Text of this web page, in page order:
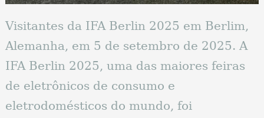
Visitantes da IFA Berlin 2025 em Berlim,
Alemanha, em 5 de setembro de 2025. A
IFA Berlin 2025, uma das maiores feiras
de eletrônicos de consumo e
eletrodomésticos do mundo, foi